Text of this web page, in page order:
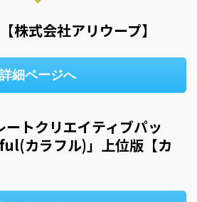
株式会社アリウープ】
詳細ページへ
ートクリエイティブパッ
カラフル)」上位版【カ